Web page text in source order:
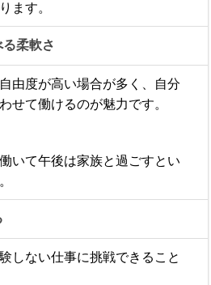
ます。
柔軟さ
由度が高い場合が多く、自分
せて働けるのが魅力です。
いて午後は家族と過ごすとい
しない仕事に挑戦できること